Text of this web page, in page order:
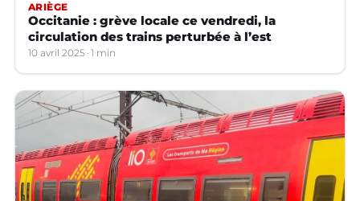
ARIÈGE
Occitanie : grève locale ce vendredi, la
circulation des trains perturbée à l’est
10 avril 2025 1 min